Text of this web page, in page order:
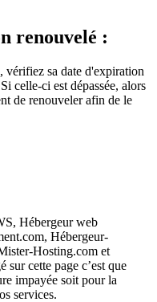
renouvelé :
vérifiez sa date d'expiration
celle-ci est dépassée, alors
de renouveler afin de le
Hébergeur web
Hébergeur-
Hosting.com et
cette page c’est que
impayée soit pour la
services.